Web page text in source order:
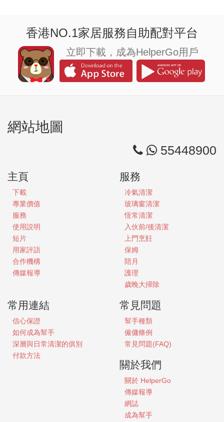
香港NO.1家居服務自助配對平台
立即下載，成為HelperGo用戶
網站地圖
55448900
主頁
下載
專業價值
服務
使用説明
短片
用家評語
合作機構
傳媒報導
服務
冷氣清潔
玻璃窗清潔
恆常清潔
入伙前/後清潔
上門烹飪
保姆
陪月
護理
歲晚大掃除
常用連結
信心保證
如何成為幫手
深層與日常清潔的俱別
付款方法
常見問題
幫手種類
僱傭條例
常見問題(FAQ)
關於我們
關於 HelperGo
傳媒報導
網誌
成為幫手